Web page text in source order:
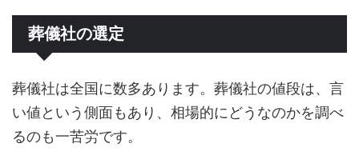
葬儀社の選定
葬儀社は全国に数多あります。葬儀社の値段は、言
い値という側面もあり、相場的にどうなのかを調べ
るのも一苦労です。